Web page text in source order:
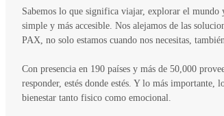
Sabemos lo que significa viajar, explorar el mundo
simple y más accesible. Nos alejamos de las
PAX, no solo estamos cuando nos necesitas,
Con presencia en 190 países y más de 50,000
responder, estés donde estés. Y lo más
bienestar tanto fisico como emocional.